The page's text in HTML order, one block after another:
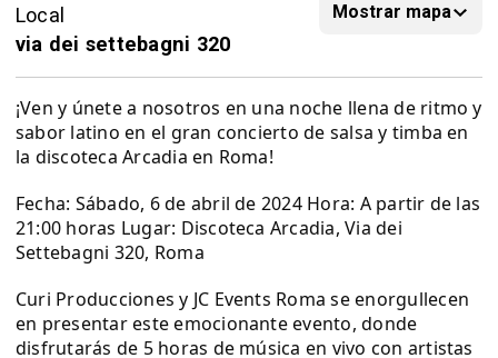
Local
via dei settebagni 320
Mostrar mapa
¡Ven y únete a nosotros en una noche llena de ritmo y
sabor latino en el gran concierto de salsa y timba en
la discoteca Arcadia en Roma!
Fecha: Sábado, 6 de abril de 2024 Hora: A partir de las
21:00 horas Lugar: Discoteca Arcadia, Via dei
Settebagni 320, Roma
Curi Producciones y JC Events Roma se enorgullecen
en presentar este emocionante evento, donde
disfrutarás de 5 horas de música en vivo con artistas